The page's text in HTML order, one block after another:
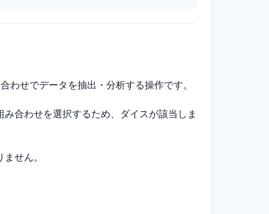
せでデータを抽出・分析する操作です。
合わせを選択するため、ダイスが該当しま
せん。